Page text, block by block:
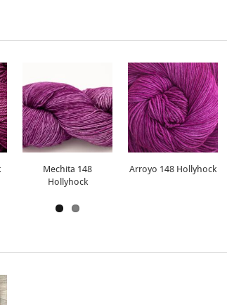
Mechita 148
Hollyhock
Arroyo 148 Hollyhock